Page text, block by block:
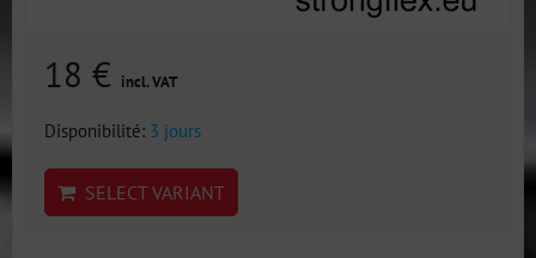
18 € incl. VAT
Disponibilité: 3 jours
SELECT VARIANT